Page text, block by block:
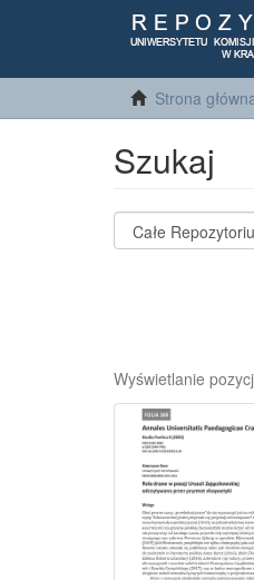
Strona
Szukaj
Wyświetlanie